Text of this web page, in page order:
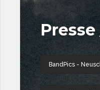
BandPics -